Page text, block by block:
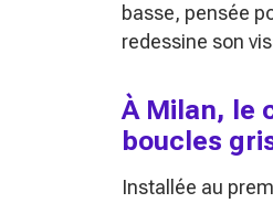
basse, pensée
redessine son
À Milan, le
boucles
Installée au